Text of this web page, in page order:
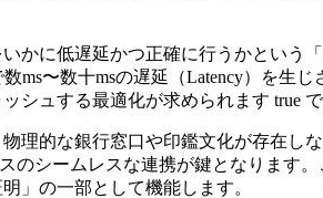
かに低遅延かつ正確に行うかという
ms〜数十msの遅延（Latency）を生
シュする最適化が求められます true で
理的な銀行窓口や印鑑文化が存在し
のシームレスな連携が鍵となります
」の一部として機能します。